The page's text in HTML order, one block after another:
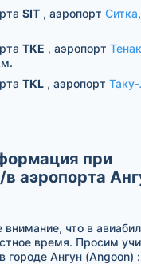
SIT , аэропорт Ситка
TKE , аэропорт
TKL , аэропорт
при
аэропорта
что в
время. Просим
городе Ангун (Angoon)